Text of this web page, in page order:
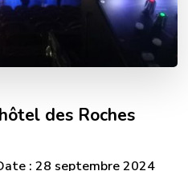
des Roches
: 28 septembre 2024